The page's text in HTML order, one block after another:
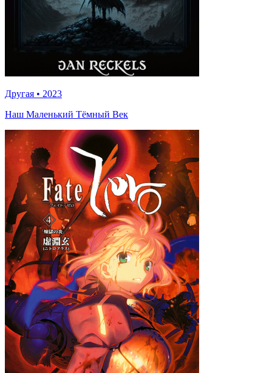
Другая • 2023
Наш Маленький Тёмный Век